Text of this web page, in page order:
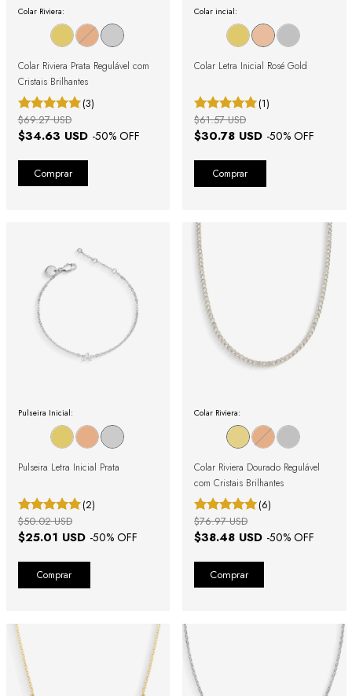
Colar Riviera:
Colar Riviera Prata Regulável com
Cristais Brilhantes
(3)
$34.63 USD -50% OFF
$69.27 USD
Colar incial:
Colar Letra Inicial Rosé Gold
(1)
$30.78 USD -50% OFF
$61.57 USD
Comprar
Pulseira Inicial:
Pulseira Letra Inicial Prata
(2)
$25.01 USD -50% OFF
$50.02 USD
Comprar
Colar Riviera:
Colar Riviera Dourado Regulável
com Cristais Brilhantes
(6)
$38.48 USD -50% OFF
$76.97 USD